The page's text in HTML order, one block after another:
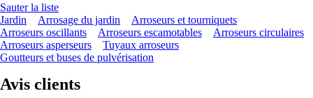
Sauter la liste
Jardin
Arrosage du jardin
Arroseurs et tourniquets
Arroseurs oscillants
Arroseurs escamotables
Arroseurs circulaires
Arroseurs asperseurs
Tuyaux arroseurs
Goutteurs et buses de pulvérisation
Avis clients